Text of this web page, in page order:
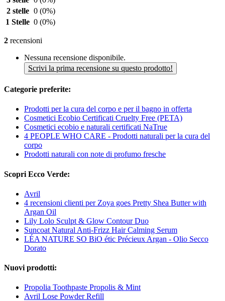
2 stelle 0 (0%)
1 Stelle 0 (0%)
2 recensioni
Nessuna recensione disponibile.
Scrivi la prima recensione su questo prodotto!
Categorie preferite:
Prodotti per la cura del corpo e per il bagno in offerta
Cosmetici Ecobio Certificati Cruelty Free (PETA)
Cosmetici ecobio e naturali certificati NaTrue
4 PEOPLE WHO CARE - Prodotti naturali per la cura del
corpo
Prodotti naturali con note di profumo fresche
Scopri Ecco Verde:
Avril
4 recensioni clienti per Zoya goes Pretty Shea Butter with
Argan Oil
Lily Lolo Sculpt & Glow Contour Duo
Suncoat Natural Anti-Frizz Hair Calming Serum
LÉA NATURE SO BiO étic Précieux Argan - Olio Secco
Dorato
Nuovi prodotti:
Propolia Toothpaste Propolis & Mint
Avril Lose Powder Refill